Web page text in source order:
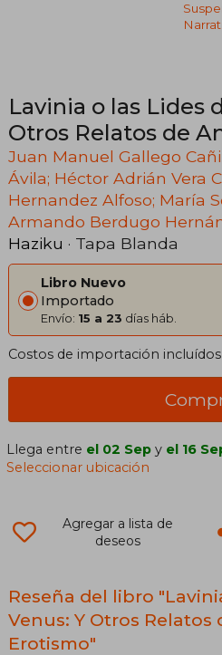
Lavinia o las Lides
Otros Relatos de
Juan Manuel Gallego
Ávila; Héctor Adrián Vera
Hernandez Alfoso; María
Armando Berdugo
Haziku · Tapa Blanda
Libro Nuevo
Importado
Envío: 15 a 23 días háb.
Costos de importación
Llega entre el 02 Sep y el 16
Seleccionar ubicación
Agregar a lista de
deseos
Reseña del libro
Venus: Y Otros Relatos
Erotismo"